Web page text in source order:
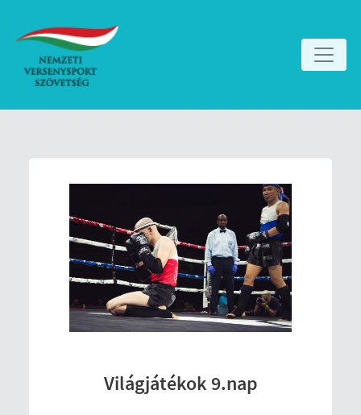
Világjátékok 9.nap